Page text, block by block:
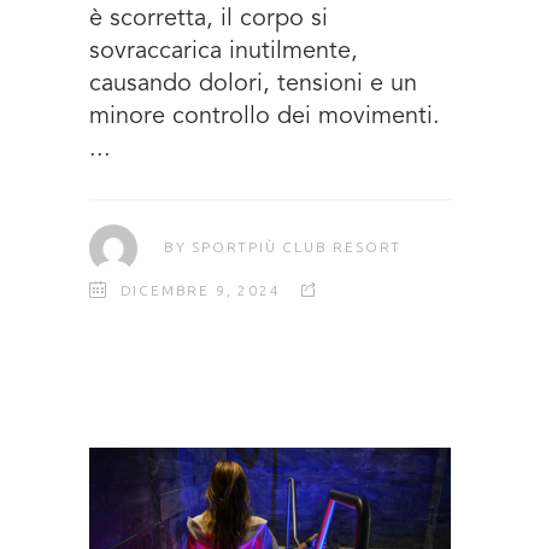
è scorretta, il corpo si
sovraccarica inutilmente,
causando dolori, tensioni e un
minore controllo dei movimenti.
BY SPORTPIÙ CLUB RESORT
DICEMBRE 9, 2024